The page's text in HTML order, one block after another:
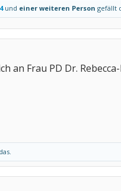
und einer weiteren Person gefällt
an Frau PD Dr.